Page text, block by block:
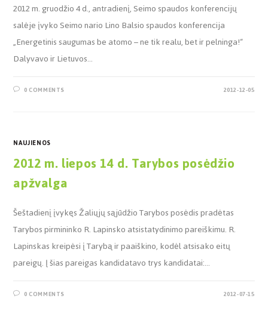
2012 m. gruodžio 4 d., antradienį, Seimo spaudos konferencijų
salėje įvyko Seimo nario Lino Balsio spaudos konferencija
„Energetinis saugumas be atomo – ne tik realu, bet ir pelninga!“
Dalyvavo ir Lietuvos…
0 COMMENTS 2012-12-05
NAUJIENOS
2012 m. liepos 14 d. Tarybos posėdžio
apžvalga
Šeštadienį įvykęs Žaliųjų sąjūdžio Tarybos posėdis pradėtas
Tarybos pirmininko R. Lapinsko atsistatydinimo pareiškimu. R.
Lapinskas kreipėsi į Tarybą ir paaiškino, kodėl atsisako eitų
pareigų. Į šias pareigas kandidatavo trys kandidatai:…
0 COMMENTS 2012-07-15